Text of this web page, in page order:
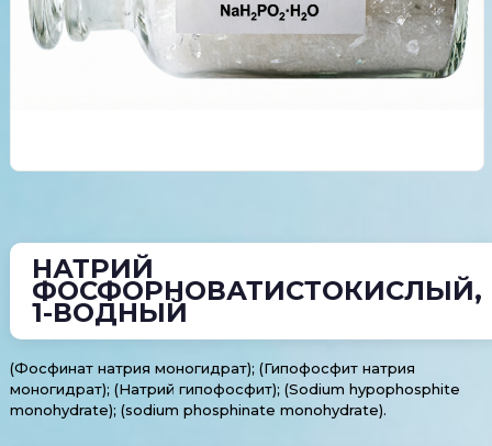
НАТРИЙ
ФОСФОРНОВАТИСТОКИСЛЫЙ,
1-ВОДНЫЙ
(Фосфинат натрия моногидрат); (Гипофосфит натрия
моногидрат); (Натрий гипофосфит); (Sodium hypophosphite
monohydrate); (sodium phosphinate monohydrate).